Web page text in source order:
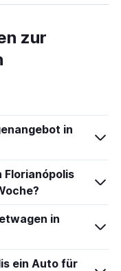
zur
in
Florianópolis
in
ein Auto für